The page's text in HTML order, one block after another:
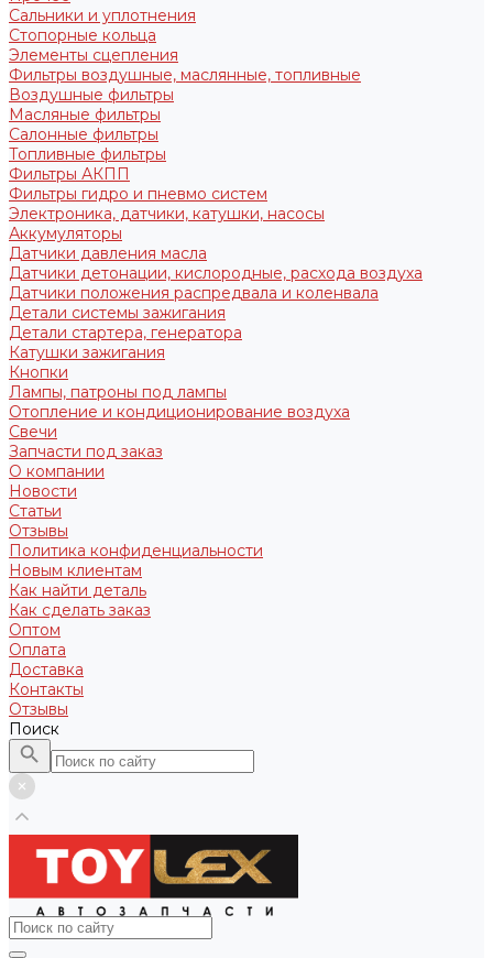
Сальники и уплотнения
Стопорные кольца
Элементы сцепления
Фильтры воздушные, маслянные, топливные
Воздушные фильтры
Масляные фильтры
Салонные фильтры
Топливные фильтры
Фильтры АКПП
Фильтры гидро и пневмо систем
Электроника, датчики, катушки, насосы
Аккумуляторы
Датчики давления масла
Датчики детонации, кислородные, расхода воздуха
Датчики положения распредвала и коленвала
Детали системы зажигания
Детали стартера, генератора
Катушки зажигания
Кнопки
Лампы, патроны под лампы
Отопление и кондиционирование воздуха
Свечи
Запчасти под заказ
О компании
Новости
Статьи
Отзывы
Политика конфиденциальности
Новым клиентам
Как найти деталь
Как сделать заказ
Оптом
Оплата
Доставка
Контакты
Отзывы
Поиск